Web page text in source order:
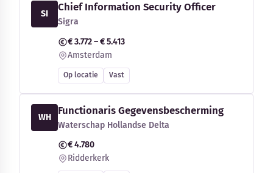
SI
Chief Information Security Officer
Sigra
€ 3.772 – € 5.413
Amsterdam
Op locatie Vast
WH
Functionaris Gegevensbescherming
Waterschap Hollandse Delta
€ 4.780
Ridderkerk